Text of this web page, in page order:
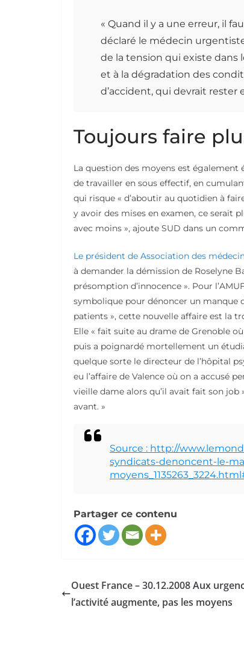
« Quand il y a une erreur, il
déclaré le médecin
de la tension qui existe dans
et à la dégradation des
d’accident, qui devrait
Toujours faire
La question des moyens est également
de travailler en sous effectif, en
qui risque « d’aboutir au quotidien à
y avoir des mises en examen, ce serait
avec moins », ajoute SUD dans un
Le président de Association des
à demander la démission de Roselyne
présomption d’innocence ». Pour
symbolique pour dénoncer un manque
patients », cette nouvelle affaire est la
Elle « fait suite au drame de Grenoble
puis a poignardé mortellement un
quelque sorte le directeur de l’hôpital
eu l’affaire de Valence où on a accusé
vieille dame alors qu’il avait fait son job
avant. »
Source : http://
syndicats-denoncent-le-
Partager ce contenu
Ouest France – 30.12.2008 Aux
l’activité augmente, pas les moyens